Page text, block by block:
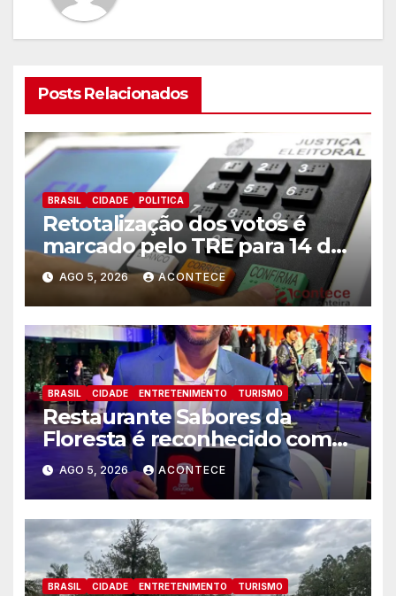
Posts Relacionados
BRASIL CIDADE POLITICA
Retotalização dos votos é
marcado pelo TRE para 14 de
agosto
AGO 5, 2026 ACONTECE
BRASIL CIDADE ENTRETENIMENTO TURISMO
Restaurante Sabores da
Floresta é reconhecido como
um dos Lugares Imperdíveis
de Foz do Iguaçu
AGO 5, 2026 ACONTECE
BRASIL CIDADE ENTRETENIMENTO TURISMO